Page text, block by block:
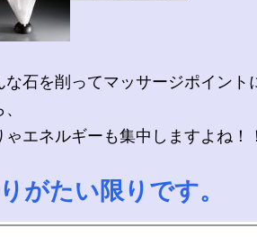
な石を削ってマッサージポイント
ゃエネルギーも集中しますよね！
がたい限りです。